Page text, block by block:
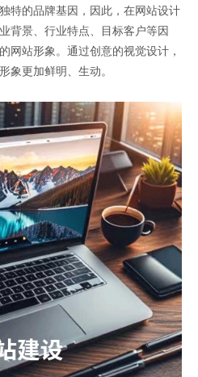
特的品牌基因，因此，在网站设计
背景、行业特点、目标客户等因
网站形象。通过创意的视觉设计，
象更加鲜明、生动。